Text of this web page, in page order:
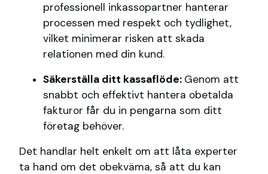
professionell inkassopartner hanterar
processen med respekt och tydlighet,
vilket minimerar risken att skada
relationen med din kund.
Säkerställa ditt kassaflöde: Genom att
snabbt och effektivt hantera obetalda
fakturor får du in pengarna som ditt
företag behöver.
Det handlar helt enkelt om att låta experter
ta hand om det obekväma, så att du kan